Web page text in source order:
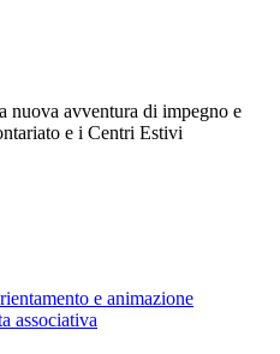
nuova avventura di impegno e
e i Centri Estivi
e animazione
associativa